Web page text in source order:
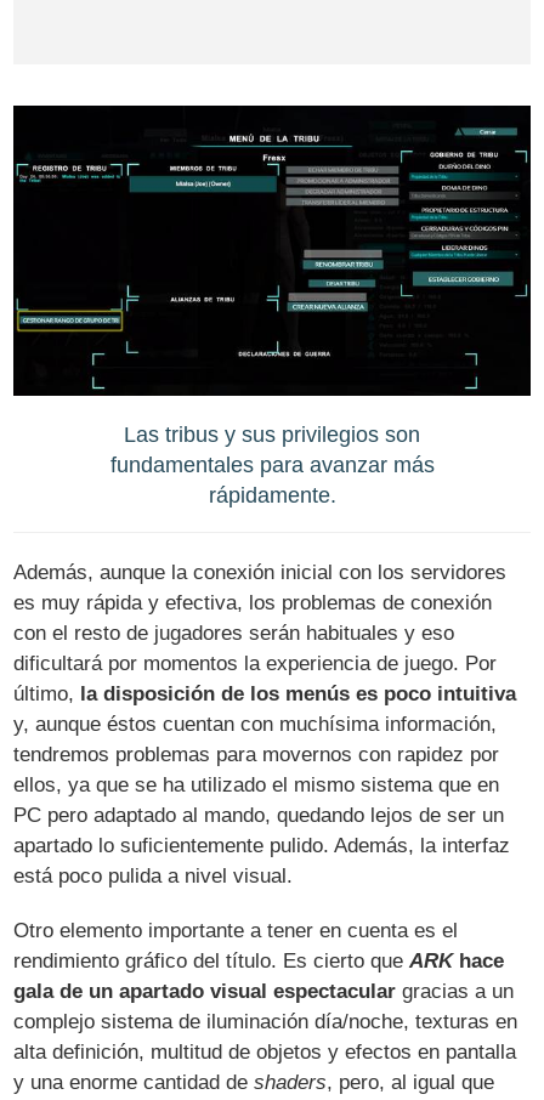
Las tribus y sus privilegios son
fundamentales para avanzar más
rápidamente.
Además, aunque la conexión inicial con los servidores
es muy rápida y efectiva, los problemas de conexión
con el resto de jugadores serán habituales y eso
dificultará por momentos la experiencia de juego. Por
último, la disposición de los menús es poco intuitiva
y, aunque éstos cuentan con muchísima información,
tendremos problemas para movernos con rapidez por
ellos, ya que se ha utilizado el mismo sistema que en
PC pero adaptado al mando, quedando lejos de ser un
apartado lo suficientemente pulido. Además, la interfaz
está poco pulida a nivel visual.
Otro elemento importante a tener en cuenta es el
rendimiento gráfico del título. Es cierto queARKhace
gala de un apartado visual espectacular gracias a un
complejo sistema de iluminación día/noche, texturas en
alta definición, multitud de objetos y efectos en pantalla
y una enorme cantidad deshaders, pero, al igual que